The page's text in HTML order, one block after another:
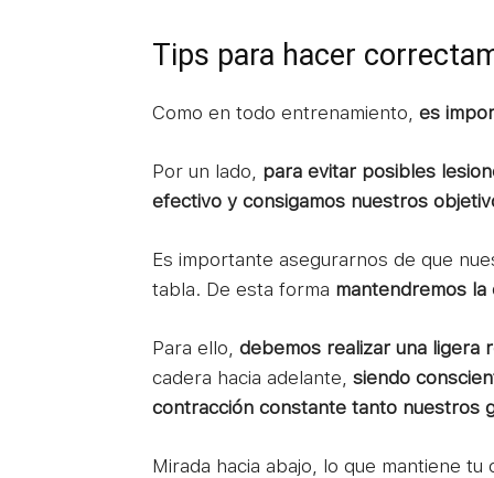
Tips para hacer
Como en todo entrenamiento, es
Por un lado, para evitar posibles
efectivo y consigamos nuestros
Es importante asegurarnos de que
tabla. De esta forma mantendremos la
Para ello, debemos realizar una ligera
cadera hacia adelante, siendo
contracción constante tanto nuestros
Mirada hacia abajo, lo que mantiene